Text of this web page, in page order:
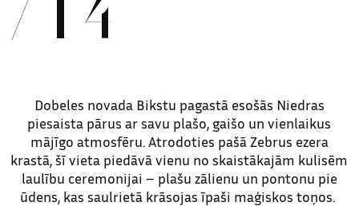
/14
Dobeles novada Bikstu pagastā esošās Niedras
piesaista pārus ar savu plašo, gaišo un vienlaikus
mājīgo atmosfēru. Atrodoties pašā Zebrus ezera
krastā, šī vieta piedāvā vienu no skaistākajām kulisēm
laulību ceremonijai – plašu zālienu un pontonu pie
ūdens, kas saulrietā krāsojas īpaši maģiskos toņos.